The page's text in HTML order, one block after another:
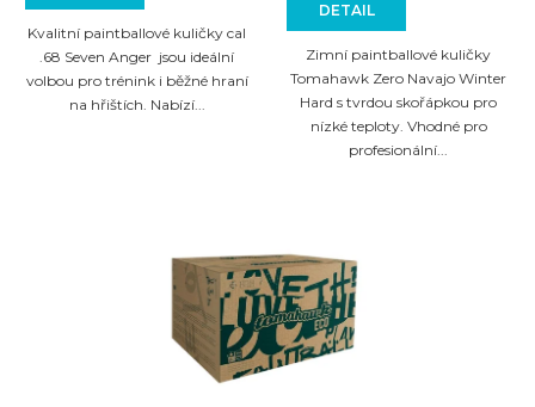
Kvalitní paintballové kuličky cal
.68 Seven Anger jsou ideální
volbou pro trénink i běžné hraní
na hřištích. Nabízí...
DETAIL
Zimní paintballové kuličky
Tomahawk Zero Navajo Winter
Hard s tvrdou skořápkou pro
nízké teploty. Vhodné pro
profesionální...